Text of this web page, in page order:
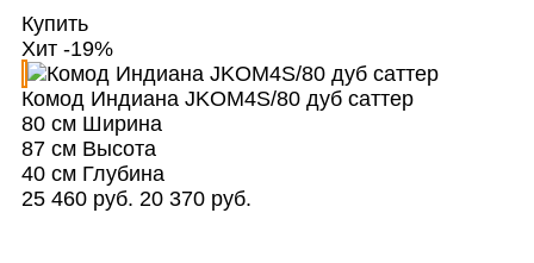
Купить
Хит -19%
Комод Индиана JKOM4S/80 дуб саттер
80 смШирина
87 смВысота
40 смГлубина
25 460 руб. 20 370 руб.